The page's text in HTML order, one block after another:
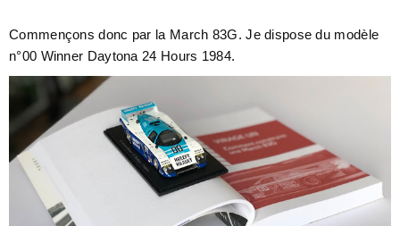
Commençons donc par la March 83G. Je dispose du modèle
n°00 Winner Daytona 24 Hours 1984.